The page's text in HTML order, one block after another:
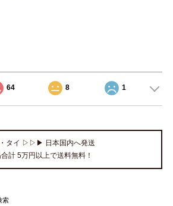
64 8 1
タイ ▷▷▶ 日本国内へ発送
計 5万円以上で送料無料！
索